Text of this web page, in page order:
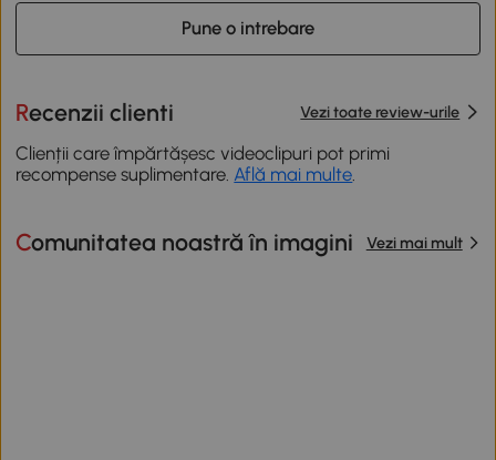
Pune o intrebare
Recenzii clienti Vezi toate review-urile
Clienții care împărtășesc videoclipuri pot primi
recompense suplimentare. Află mai multe.
Comunitatea noastră în imagini Vezi mai mult